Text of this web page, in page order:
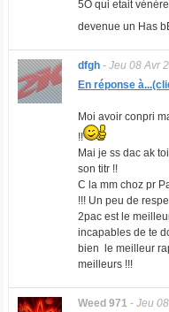
5O qui etait
devenue un Has
dfgh- Jeu 08 Avr
En réponse
Moi avoir conpri
!!
Mai je ss dac ak
son titr !!
C la mm choz pr
!!! Un peu de
2pac est le
incapables de te
bien le meilleur
meilleurs !!!
Weed 971- Jeu